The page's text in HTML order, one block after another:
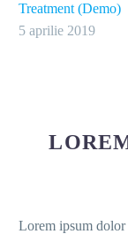
Treatment (Demo)
5 aprilie 2019
Lorem ipsum dolor